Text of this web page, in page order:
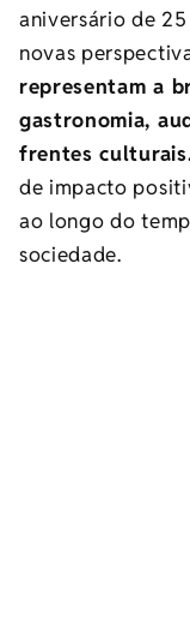
aniversário de
novas
representam a
gastronomia,
frentes
de impacto
ao longo do
sociedade.